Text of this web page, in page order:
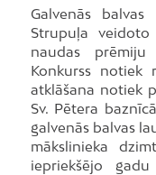
Galvenās
Strupuļa
naudas
Konkurss notiek
atklāšana notiek
Sv. Pētera
galvenās balvas
mākslinieka
iepriekšējo